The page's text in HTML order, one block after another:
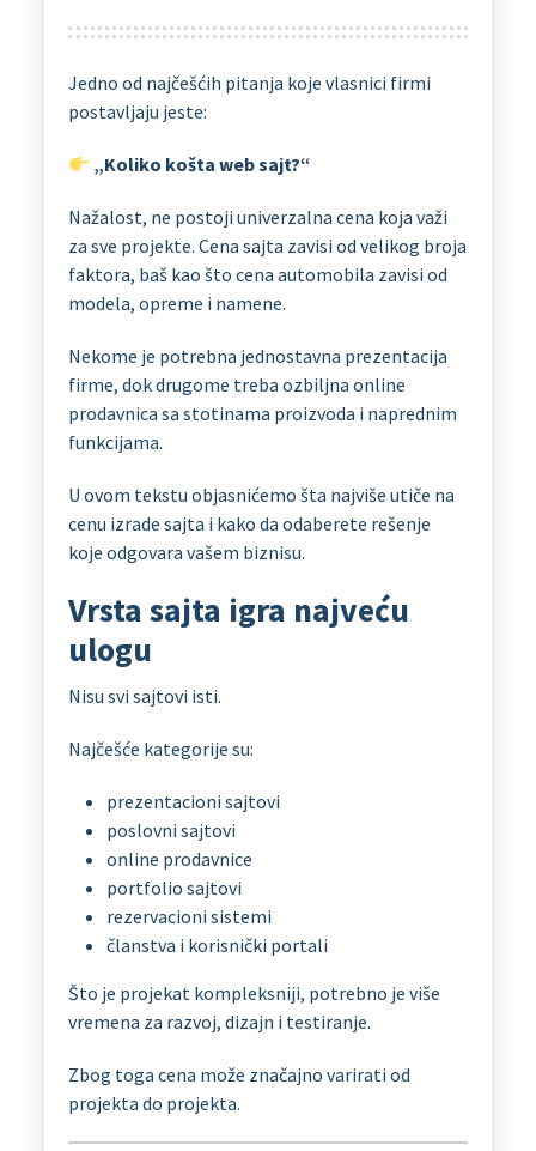
Jedno od najčešćih pitanja koje vlasnici firmi
postavljaju jeste:
„Koliko košta web sajt?“
Nažalost, ne postoji univerzalna cena koja važi
za sve projekte. Cena sajta zavisi od velikog broja
faktora, baš kao što cena automobila zavisi od
modela, opreme i namene.
Nekome je potrebna jednostavna prezentacija
firme, dok drugome treba ozbiljna online
prodavnica sa stotinama proizvoda i naprednim
funkcijama.
U ovom tekstu objasnićemo šta najviše utiče na
cenu izrade sajta i kako da odaberete rešenje
koje odgovara vašem biznisu.
Vrsta sajta igra najveću
ulogu
Nisu svi sajtovi isti.
Najčešće kategorije su:
prezentacioni sajtovi
poslovni sajtovi
online prodavnice
portfolio sajtovi
rezervacioni sistemi
članstva i korisnički portali
Što je projekat kompleksniji, potrebno je više
vremena za razvoj, dizajn i testiranje.
Zbog toga cena može značajno varirati od
projekta do projekta.